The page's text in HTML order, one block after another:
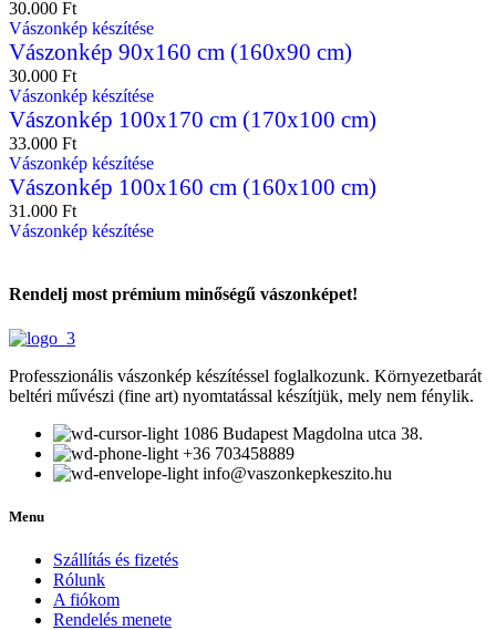
30.000 Ft
Vászonkép készítése
Vászonkép 90x160 cm (160x90 cm)
30.000 Ft
Vászonkép készítése
Vászonkép 100x170 cm (170x100 cm)
33.000 Ft
Vászonkép készítése
Vászonkép 100x160 cm (160x100 cm)
31.000 Ft
Vászonkép készítése
Rendelj most prémium minőségű vászonképet!
Professzionális vászonkép készítéssel foglalkozunk. Környezetbarát
beltéri művészi (fine art) nyomtatással készítjük, mely nem fénylik.
1086 Budapest Magdolna utca 38.
+36 703458889
info@vaszonkepkeszito.hu
Menu
Szállítás és fizetés
Rólunk
A fiókom
Rendelés menete